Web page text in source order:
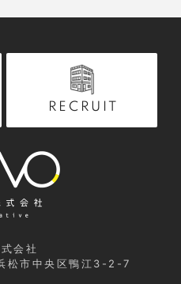
RECRUIT
会社
松市中央区鴨江3-2-7